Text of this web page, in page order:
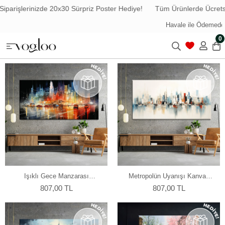
Sürpriz Poster Hediye! Tüm Ürünlerde Ücretsiz Kargo
Tüm Türkiye'ye Ücretsiz Kargo
0
Işıklı Gece Manzarası
Kanvas Tablo
807,00 TL
Metropolün Uyanışı Kanvas
Tablo
807,00 TL